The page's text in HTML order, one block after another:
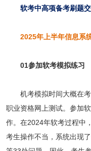
软考中高项备考刷题
2025年上半年信息系统
01参加软考模拟练习
机考模拟时间大概在考
职业资格网上测试。参加
作。在2024年软考过程中
考生操作不当，系统出现